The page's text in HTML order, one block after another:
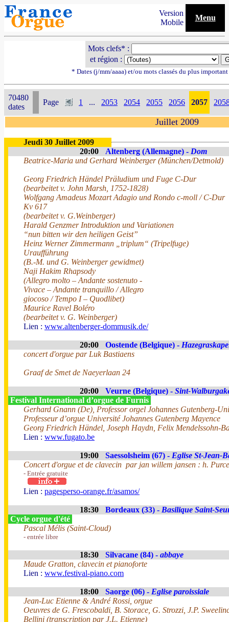
Version
Mobile
Menu
Mots clefs* :
et région :
* Dates (j/mm/aaaa) et/ou mots classés du plus
70480
dates
Page 1 ... 2053 2054 2055 2056 2057
Juillet 2009
Jeudi 30 Juillet 2009
20:00
Altenberg (Allemagne) - Dom
Beatrice-Maria und Gerhard Weinberger (München/Detmold)
Georg Friedrich Händel Präludium und Fuge C-Dur
(bearbeitet v. John Marsh, 1752-1828)
Wolfgang Amadeus Mozart Adagio und Rondo c-moll / C-Dur
Kv 617
(bearbeitet v. G.Weinberger)
Harald Genzmer Introduktion und Variationen
“nun bitten wir den heiligen Geist”
Heinz Werner Zimmermann „triplum“ (Tripelfuge)
Uraufführung
(B.-M. und G. Weinberger gewidmet)
Naji Hakim Rhapsody
(Allegro molto – Andante sostenuto -
Vivace – Andante tranquillo / Allegro
giocoso / Tempo I – Quodlibet)
Maurice Ravel Boléro
(bearbeitet v. G. Weinberger)
Lien : www.altenberger-dommusik.de/
20:00 Oostende (Belgique) -
concert d'orgue par Luk Bastiaens
Graaf de Smet de Naeyerlaan 24
20:00 Veurne (Belgique) - Sint-
Festival International d’orgue de Furnis
Gerhard Gnann (De), Professor orgel Johannes Gutenberg-
Professeur d’orgue Université Johannes Gutenberg Mayence
Georg Friedrich Händel, Joseph Haydn, Felix Mendelssohn-
Lien : www.fugato.be
19:00 Saessolsheim (67) - Eglise St-Jean-
Concert d'orgue et de clavecin par jan willem jansen : h.
- Entrée gratuite
Lien : pagesperso-orange.fr/asamos/
18:30 Bordeaux (33) - Basilique Saint-
Cycle orgue d'été
Pascal Mélis (Saint-Cloud)
- entrée libre
18:30 Silvacane (84) - abbaye
Maude Gratton, clavecin et pianoforte
Lien : www.festival-piano.com
18:00 Saorge (06) - Eglise paroissiale
Jean-Luc Etienne & André Rossi, orgue
Oeuvres de G. Frescobaldi, B. Storace, G. Strozzi, J.P.
Bellini (transcription par J.L. Etienne)